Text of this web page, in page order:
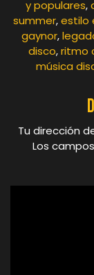
y populares,
summer,estilo
gaynor,
disco,ritmo
música
Tu dirección
Los